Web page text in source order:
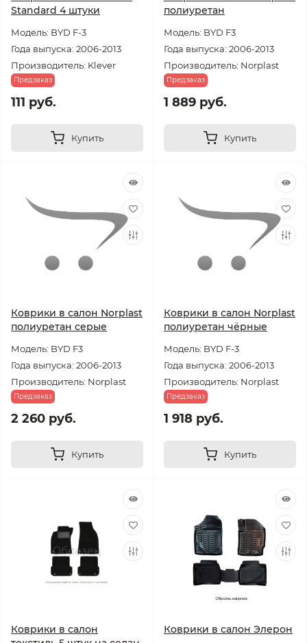
Standard 4 штуки
Модель: BYD F-3
Года выпуска: 2006-2013
Производитель: Klever
Предзаказ
111 руб.
Купить
полиуретан
Модель: BYD F3
Года выпуска: 2006-2013
Производитель: Norplast
Предзаказ
1 889 руб.
Купить
Коврики в салон Norplast
полиуретан серые
Модель: BYD F3
Года выпуска: 2006-2013
Производитель: Norplast
Предзаказ
2 260 руб.
Купить
Коврики в салон Norplast
полиуретан чёрные
Модель: BYD F-3
Года выпуска: 2006-2013
Производитель: Norplast
Предзаказ
1 918 руб.
Купить
Коврики в салон
Коврики в салон Элерон